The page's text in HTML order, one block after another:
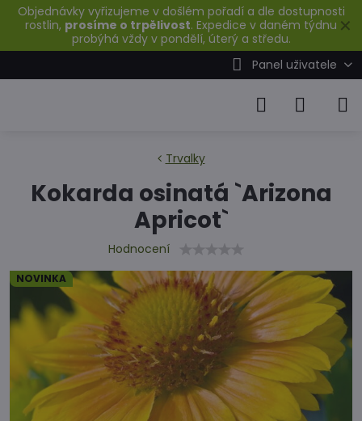
✕
Objednávky vyřizujeme v došlém pořadí a dle dostupnosti
rostlin, prosíme o trpělivost. Expedice v daném týdnu
probýhá vždy v pondělí, úterý a středu.
Panel uživatele
NOVINKA
Trvalky
Kokarda osinatá `Arizona
Apricot`
Hodnocení